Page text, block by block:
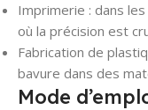
Imprimerie : dans
où la précision est
Fabrication de
bavure dans des
Mode